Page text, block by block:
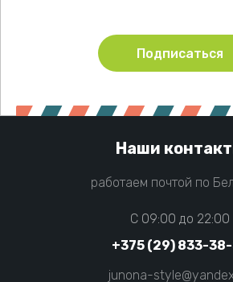
Подписаться
Наши
работаем почтой по
C 09:00 до 22:00
+375 (29) 833-
junona-